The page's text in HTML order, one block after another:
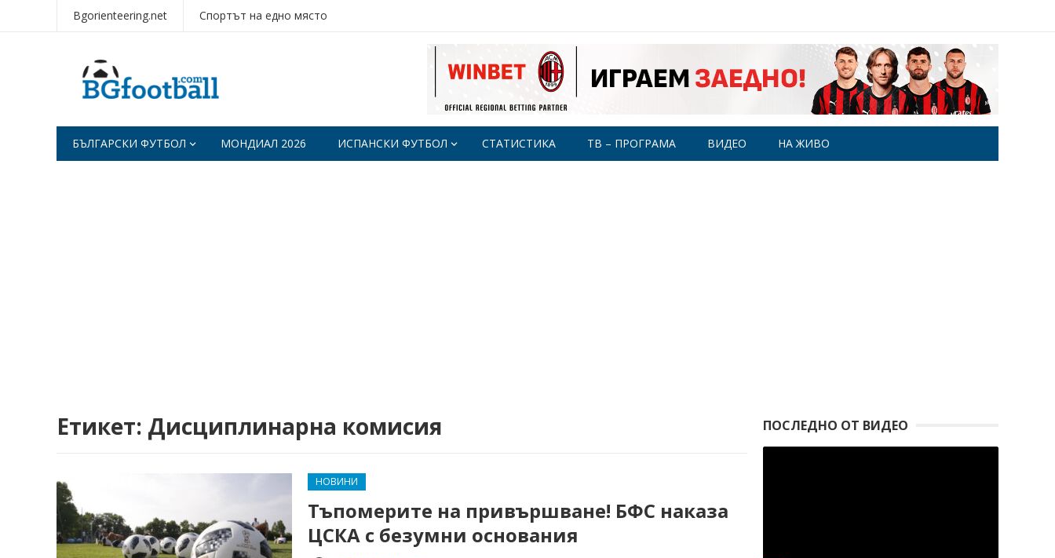
Bgorienteering.net Спортът на едно място
БЪЛГАРСКИ ФУТБОЛ МОНДИАЛ 2026 ИСПАНСКИ ФУТБОЛ СТАТИСТИКА ТВ – ПРОГРАМА ВИДЕО НА ЖИВО
Етикет: Дисциплинарна комисия
НОВИНИ
Тъпомерите на привършване! БФС наказа
ЦСКА с безумни основания
ПОСЛЕДНО ОТ ВИДЕО